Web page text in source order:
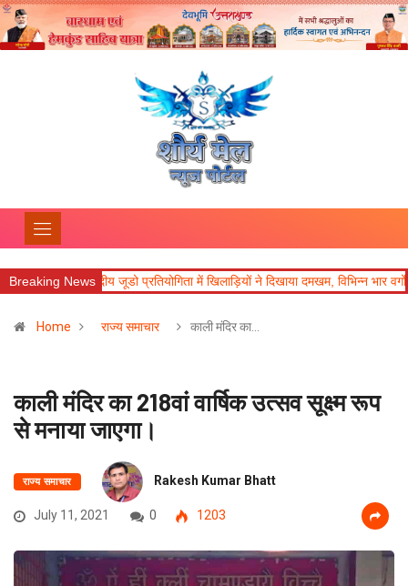
Breaking News
जनपदीय जूडो प्रतियोगिता में खिलाड़ियों ने दिखाया दमखम, विभिन्न भार वर्गों में विजेता
Home राज्य समाचार काली मंदिर का…
काली मंदिर का 218वां वार्षिक उत्सव सूक्ष्म रूप
से मनाया जाएगा।
राज्य समाचार Rakesh Kumar Bhatt
July 11, 2021 0 1203